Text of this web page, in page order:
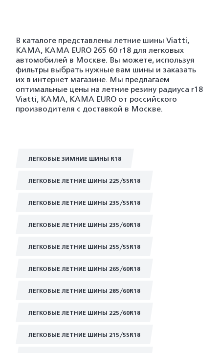
В каталоге представлены летние шины Viatti,
KAMA, KAMA EURO 265 60 r18 для легковых
автомобилей в Москве. Вы можете, используя
фильтры выбрать нужные вам шины и заказать
их в интернет магазине. Мы предлагаем
оптимальные цены на летние резину радиуса r18
Viatti, KAMA, KAMA EURO от российского
производителя с доставкой в Москве.
ЛЕГКОВЫЕ ЗИМНИЕ ШИНЫ R18
ЛЕГКОВЫЕ ЛЕТНИЕ ШИНЫ 225/55R18
ЛЕГКОВЫЕ ЛЕТНИЕ ШИНЫ 235/55R18
ЛЕГКОВЫЕ ЛЕТНИЕ ШИНЫ 235/60R18
ЛЕГКОВЫЕ ЛЕТНИЕ ШИНЫ 255/55R18
ЛЕГКОВЫЕ ЛЕТНИЕ ШИНЫ 265/60R18
ЛЕГКОВЫЕ ЛЕТНИЕ ШИНЫ 285/60R18
ЛЕГКОВЫЕ ЛЕТНИЕ ШИНЫ 225/60R18
ЛЕГКОВЫЕ ЛЕТНИЕ ШИНЫ 215/55R18